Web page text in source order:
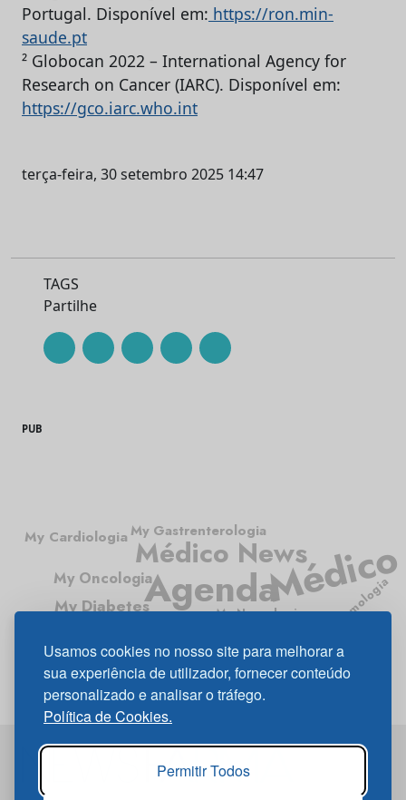
Usamos cookies no nosso site para melhorar a
sua experiência de utilizador, fornecer conteúdo
personalizado e analisar o tráfego.
Política de Cookies.
Permitir Todos
Portugal. Disponível em: https://ron.min-
saude.pt
² Globocan 2022 – International Agency for
Research on Cancer (IARC). Disponível em:
https://gco.iarc.who.int
terça-feira, 30 setembro 2025 14:47
TAGS
Partilhe
PUB
Agenda
News Farma
Médico NewsMédico
My Oncologia
My Diabetes
My Cardiologia My Gastrenterologia
My Pneumologia
My Neurologia